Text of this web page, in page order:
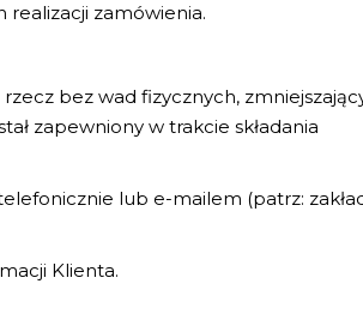
realizacji zamówienia.
bez wad fizycznych,
zapewniony w trakcie składania
lub e-mailem (patrz:
Klienta.